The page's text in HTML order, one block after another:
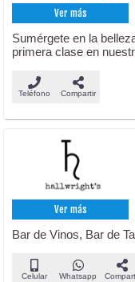
Ver más
Sumérgete en la
primera clase en
Teléfono Compartir
Ver más
Bar de Vinos, Bar de
Celular Whatsapp